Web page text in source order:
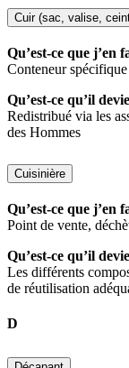
Cuir (sac, valise,
Qu’est-ce que j’en
Conteneur
Qu’est-ce qu’il
Redistribué via les
des Hommes
Cuisinière
Qu’est-ce que j’en
Point de vente,
Qu’est-ce qu’il
Les différents
de réutilisation
D